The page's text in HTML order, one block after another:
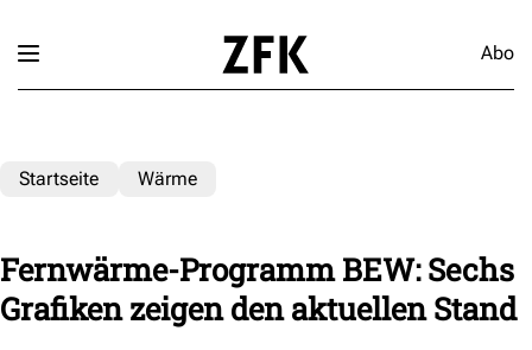
Abo
Startseite Wärme
Fernwärme-Programm BEW: Sechs
Grafiken zeigen den aktuellen Stand